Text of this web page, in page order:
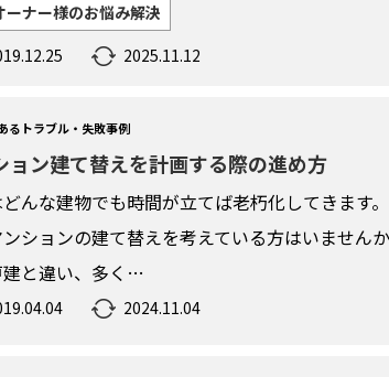
ーナー様のお悩み解決
2025.11.12
るトラブル・失敗事例
ョン建て替えを計画する際の進め方
んな建物でも時間が立てば老朽化してきます
ションの建て替えを考えている方はいません
建と違い、多く…
2024.11.04